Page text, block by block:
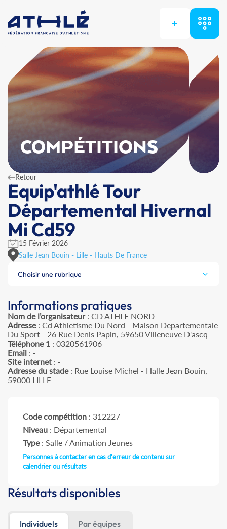
+
COMPÉTITIONS
Retour
Equip'athlé Tour
Départemental Hivernal
Mi Cd59
15 Février 2026
Salle Jean Bouin - Lille - Hauts De France
Choisir une rubrique
Informations pratiques
Nom de l’organisateur: CD ATHLE NORD
Adresse: Cd Athletisme Du Nord - Maison Departementale
Du Sport - 26 Rue Denis Papin, 59650 Villeneuve D'ascq
Téléphone 1 : 0320561906
Email : -
Site internet : -
Adresse du stade: Rue Louise Michel - Halle Jean Bouin,
59000 LILLE
Code compétition : 312227
Niveau : Départemental
Type: Salle / Animation Jeunes
Personnes à contacter en cas d'erreur de contenu sur
calendrier ou résultats
Résultats disponibles
Individuels Par équipes